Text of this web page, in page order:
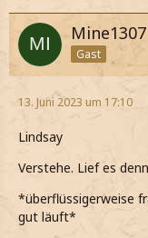
Mine1307
Gast
13. Juni 2023 um 17:10
Lindsay
Verstehe. Lief es
*überflüssigerweise
gut läuft*